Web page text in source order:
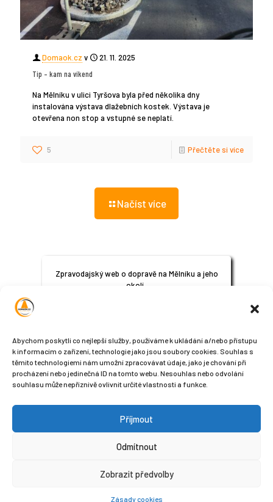
Abychom poskytli co nejlepší služby, používáme k ukládání a/nebo přístupu
k informacím o zařízení, technologie jako jsou soubory cookies. Souhlas s
těmito technologiemi nám umožní zpracovávat údaje, jako je chování při
procházení nebo jedinečná ID na tomto webu. Nesouhlas nebo odvolání
souhlasu může nepříznivě ovlivnit určité vlastnosti a funkce.
Příjmout
Odmítnout
Zobrazit předvolby
Zásady cookies
Domaok.cz v
21. 11. 2025
Tip – kam na víkend
Na Mělníku v ulici Tyršova byla před několika dny
instalována výstava dlažebních kostek. Výstava je
otevřena non stop a vstupné se neplatí.
5 Přečtěte si více
Načíst více
Zpravodajský web o dopravě na Mělníku a jeho
okolí.
Sledujte nás na sociálních sítích